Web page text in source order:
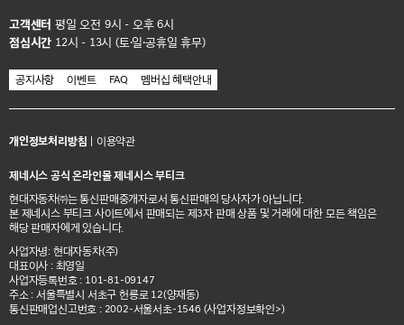
고객센터 평일 오전 9시 - 오후 6시
점심시간 12시 - 13시 (토·일·공휴일 휴무)
공지사항 이벤트 FAQ 멤버십 혜택안내
개인정보처리방침 이용약관
제네시스 공식 온라인몰 제네시스 부티크
현대자동차㈜는 통신판매중개자로서 통신판매의 당사자가 아닙니다.
본 제네시스 부티크 사이트에서 판매되는 제3자 판매 상품 및 거래에 대한 모든 책임은
해당 판매자에게 있습니다.
사업자명: 현대자동차(주)
대표이사 : 최영일
사업자등록번호 : 101-81-09147
주소 : 서울특별시 서초구 헌릉로 12(양재동)
통신판매업신고번호 : 2002-서울서초-1546 (사업자정보확인>)